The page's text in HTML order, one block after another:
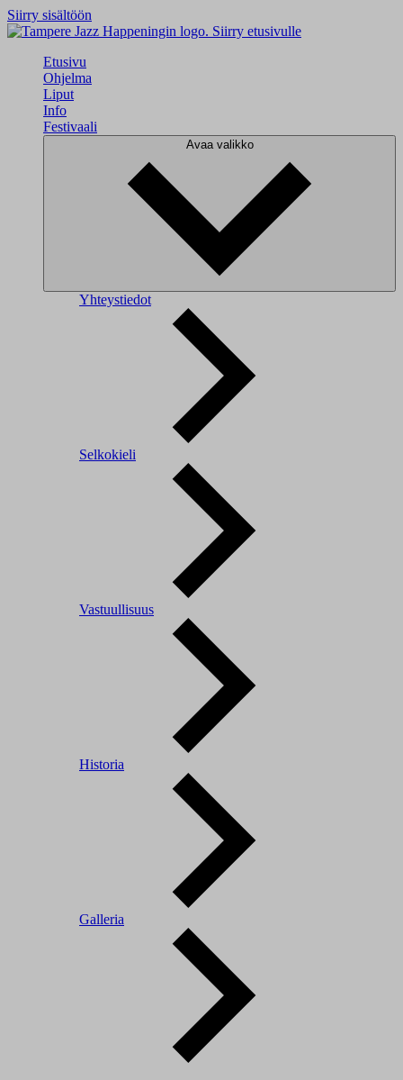
Siirry sisältöön
Siirry etusivulle
Etusivu
Ohjelma
Liput
Info
Festivaali
Avaa valikko
Yhteystiedot
Selkokieli
Vastuullisuus
Historia
Galleria